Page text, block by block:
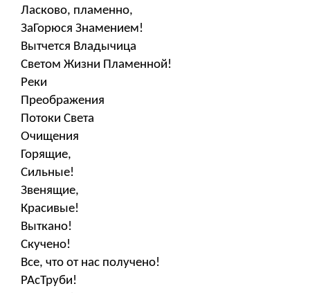
Ласково, пламенно,
ЗаГорюся Знамением!
Вытчется Владычица
Светом Жизни Пламенной!
Реки
Преображения
Потоки Света
Очищения
Горящие,
Сильные!
Звенящие,
Красивые!
Выткано!
Скучено!
Все, что от нас получено!
РАсТруби!